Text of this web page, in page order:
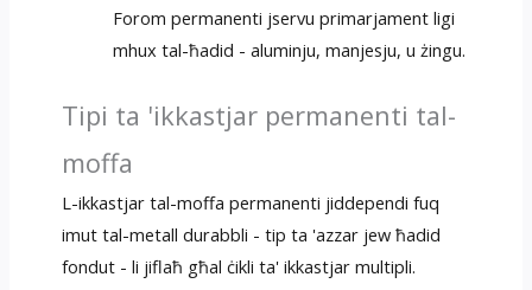
Forom permanenti jservu primarjament ligi
mhux tal-ħadid - aluminju, manjesju, u żingu.
Tipi ta 'ikkastjar permanenti tal-
moffa
L-ikkastjar tal-moffa permanenti jiddependi fuq
imut tal-metall durabbli - tip ta 'azzar jew ħadid
fondut - li jiflaħ għal ċikli ta' ikkastjar multipli.